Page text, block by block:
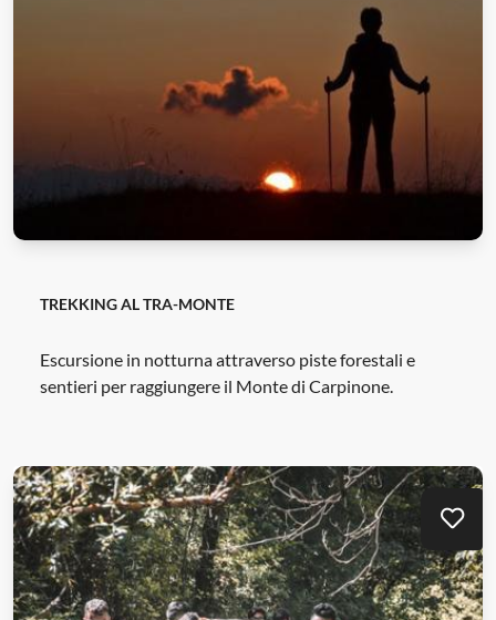
TREKKING AL TRA-MONTE
Escursione in notturna attraverso piste forestali e
sentieri per raggiungere il Monte di Carpinone.